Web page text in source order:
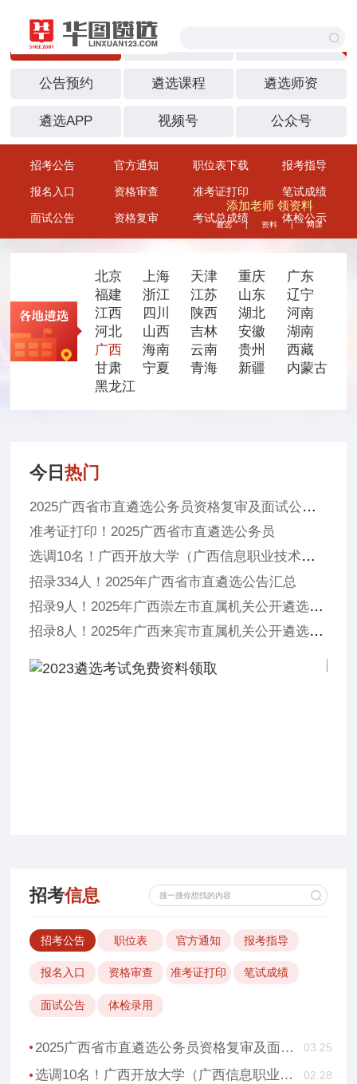
首页 中央遴选
公告预约 遴选课程 遴选师资
遴选APP 视频号 公众号
招考公告 官方通知 职位表下载 报考指导
报名入口 资格审查 准考证打印 笔试成绩
面试公告 资格复审 考试总成绩 体检公示
北京 上海 天津 重庆
广东
福建
浙江 江苏 山东
辽宁
江西
四川 陕西 湖北
河南
河北
山西 吉林 安徽
湖南
广西
海南 云南 贵州
西藏
甘肃
宁夏 青海 新疆
内蒙古
黑龙江
今日热门
2025广西省市直遴选公务员资格复审及面试公告汇总
准考证打印！2025广西省市直遴选公务员
选调10名！广西开放大学（广西信息职业技术学院）2025年度公开选调工作人员公告
招录334人！2025年广西省市直遴选公告汇总
招录9人！2025年广西崇左市直属机关公开遴选公务员公告
招录8人！2025年广西来宾市直属机关公开遴选公务员公告
招考信息
招考公告 职位表 官方通知 报考指导
报名入口 资格审查 准考证打印 笔试成绩
面试公告 体检录用
2025广西省市直遴选公务员资格复审及面试公告汇总 03.25
选调10名！广西开放大学（广西信息职业技术学院）2025年度公开选调工作人员公告 02.28
添加老师 领资料
遴选 | 资料 | 网课